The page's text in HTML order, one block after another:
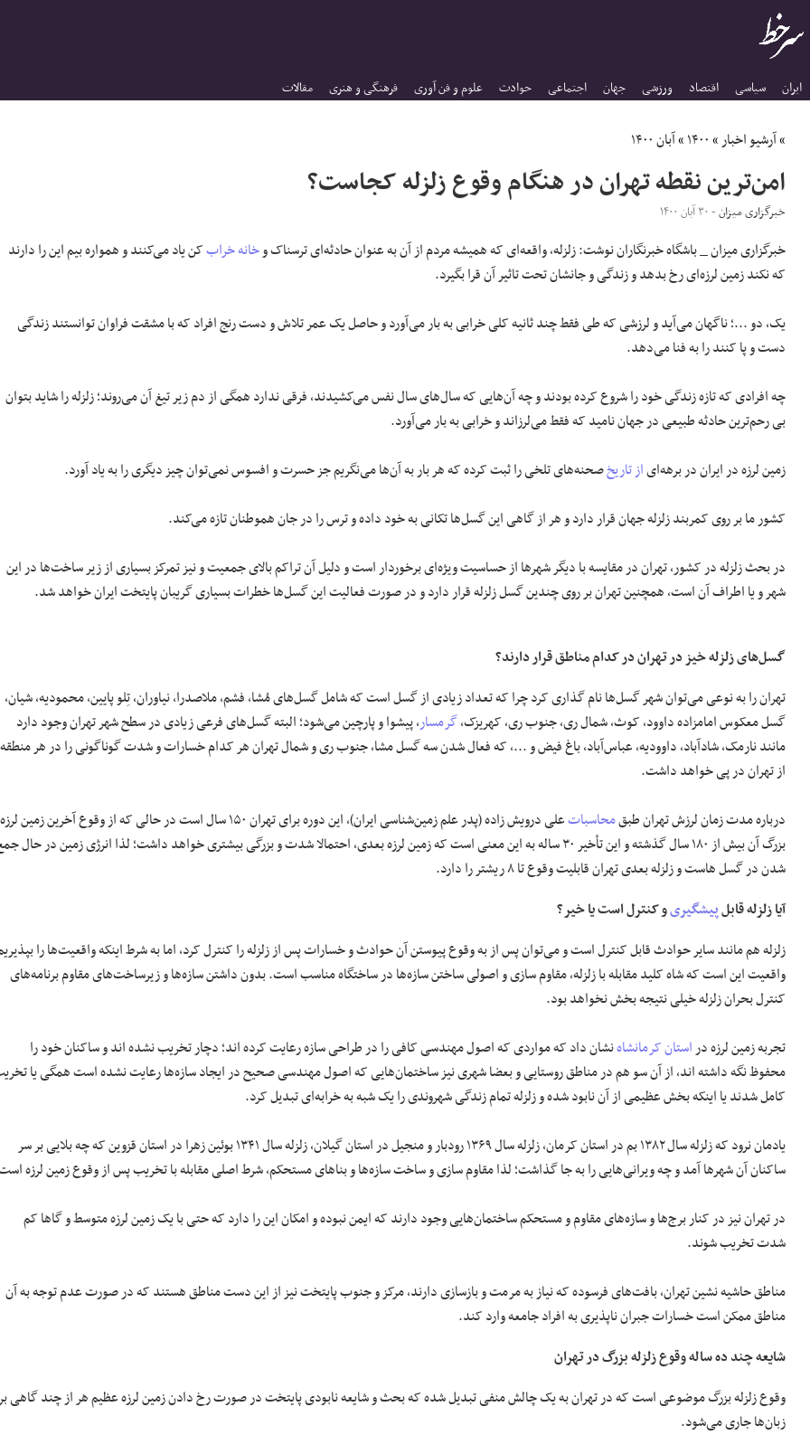
ایران سیاسی اقتصاد ورزشی جهان اجتماعی حوادث علوم و فن آوری فرهنگی و هنری مقالات
»آرشیو اخبار»۱۴۰۰»آبان ۱۴۰۰
امن‌ترین نقطه تهران در هنگام وقوع زلزله کجاست؟
خبرگزاری میزان- ۳۰ آبان ۱۴۰۰
خبرگزاری میزان _ باشگاه خبرنگاران نوشت: زلزله، واقعه‌ای که همیشه مردم از آن به عنوان حادثه‌ای ترسناک وخانه خرابکن یاد می‌کنند و همواره بیم این را دارند
که نکند زمین لرزه‌ای رخ بدهد و زندگی و جانشان تحت تاثیر آن قرا بگیرد.
یک، دو ...؛ ناگهان می‌آید و لرزشی که طی فقط چند ثانیه کلی خرابی به بار می‌آورد و حاصل یک عمر تلاش و دست رنج افراد که با مشقت فراوان توانستند زندگی
دست و پا کنند را به فنا می‌دهد.
چه افرادی که تازه زندگی خود را شروع کرده بودند و چه آن‌هایی که سال‌های سال نفس می‌کشیدند، فرقی ندارد همگی از دم زیر تیغ آن می‌روند؛ زلزله را شاید بتوان
بی رحم‌ترین حادثه طبیعی در جهان نامید که فقط می‌لرزاند و خرابی به بار می‌آورد.
زمین لرزه در ایران در برهه‌ایاز تاریخصحنه‌های تلخی را ثبت کرده که هر بار به آن‌ها می‌نگریم جز حسرت و افسوس نمی‌توان چیز دیگری را به یاد آورد.
کشور ما بر روی کمربند زلزله جهان قرار دارد و هر از گاهی این گسل‌ها تکانی به خود داده و ترس را در جان هموطنان تازه می‌کند.
در بحث زلزله در کشور، تهران در مقایسه با دیگر شهر‌ها از حساسیت ویژه‌ای برخوردار است و دلیل آن تراکم بالای جمعیت و نیز تمرکز بسیاری از زیر ساخت‌ها در این
شهر و یا اطراف آن است، همچنین تهران بر روی چندین گسل زلزله قرار دارد و در صورت فعالیت این گسل‌ها خطرات بسیاری گریبان پایتخت ایران خواهد شد.
گسل‌های زلزله خیز در تهران در کدام مناطق قرار دارند؟
تهران را به نوعی می‌توان شهر گسل‌ها نام گذاری کرد چرا که تعداد زیادی از گسل است که شامل گسل‌های مُشا، فشم، ملاصدرا، نیاوران، تِلو پایین، محمودیه، شیان،
گسل معکوس امامزاده داوود، کوث، شمال ری، جنوب ری، کهریزک،گرمسار، پیشوا و پارچین می‌شود؛ البته گسل‌های فرعی زیادی در سطح شهر تهران وجود دارد
مانند نارمک، شادآباد، داوودیه، عباس‌آباد، باغ فیض و ...، که فعال شدن سه گسل مشا، جنوب ری و شمال تهران هر کدام خسارات و شدت گوناگونی را در هر منطقه
از تهران در پی خواهد داشت.
درباره مدت زمان لرزش تهران طبقمحاسبات
علی درویش زاده (پدر علم زمین‌شناسی ایران)، این دوره برای تهران ۱۵۰ سال است در حالی که از وقوع آخرین زمین لرزه
بزرگ آن بیش از ۱۸۰ سال گذشته و این تأخیر ۳۰ ساله به این معنی است که زمین لرزه بعدی، احتمالا شدت و بزرگی بیشتری خواهد داشت؛ لذا انرژی زمین در حال
شدن در گسل هاست و زلزله بعدی تهران قابلیت وقوع تا ۸ ریشتر را دارد.
آیا زلزله قابلپیشگیریو کنترل است یا خیر؟
زلزله هم مانند سایر حوادث قابل کنترل است و می‌توان پس از به وقوع پیوستن آن حوادث و خسارات پس از زلزله را کنترل کرد، اما به شرط اینکه واقعیت‌ها را
واقعیت این است که شاه کلید مقابله با زلزله، مقاوم سازی و اصولی ساختن سازه‌ها در ساختگاه مناسب است. بدون داشتن سازه‌ها و زیرساخت‌های مقاوم برنامه‌های
کنترل بحران زلزله خیلی نتیجه بخش نخواهد بود.
تجربه زمین لرزه دراستان کرمانشاهنشان داد که مواردی که اصول مهندسی کافی را در طراحی سازه رعایت کرده اند؛ دچار تخریب نشده اند و ساکنان خود را
محفوظ نگه داشته اند، از آن سو هم در مناطق روستایی و بعضا شهری نیز ساختمان‌هایی که اصول مهندسی صحیح در ایجاد سازه‌ها رعایت نشده است همگی یا
کامل شدند یا اینکه بخش عظیمی از آن نابود شده و زلزله تمام زندگی شهروندی را یک شبه به خرابه‌ای تبدیل کرد.
یادمان نرود که زلزله سال ۱۳۸۲ بم در استان کرمان، زلزله سال ۱۳۶۹ رودبار و منجیل در استان گیلان، زلزله سال ۱۳۴۱ بوئین زهرا در استان قزوین که چه بلایی بر سر
ساکنان آن شهر‌ها آمد و چه ویرانی‌هایی را به جا گذاشت؛ لذا مقاوم سازی و ساخت سازه‌ها و بنا‌های مستحکم، شرط اصلی مقابله با تخریب پس از وقوع زمین لرزه
در تهران نیز در کنار برج‌ها و سازه‌های مقاوم و مستحکم ساختمان‌هایی وجود دارند که ایمن نبوده و امکان این را دارد که حتی با یک زمین لرزه متوسط و گا‌ها کم
شدت تخریب شوند.
مناطق حاشیه نشین تهران، بافت‌های فرسوده که نیاز به مرمت و بازسازی دارند، مرکز و جنوب پایتخت نیز از این دست مناطق هستند که در صورت عدم توجه به آن
مناطق ممکن است خسارات جبران ناپذیری به افراد جامعه وارد کند.
شایعه چند ده ساله وقوع زلزله بزرگ در تهران
وقوع زلزله بزرگ موضوعی است که در تهران به یک چالش منفی تبدیل شده که بحث و شایعه نابودی پایتخت در صورت رخ دادن زمین لرزه عظیم هر از چند گاهی
زبان‌ها جاری می‌شود.